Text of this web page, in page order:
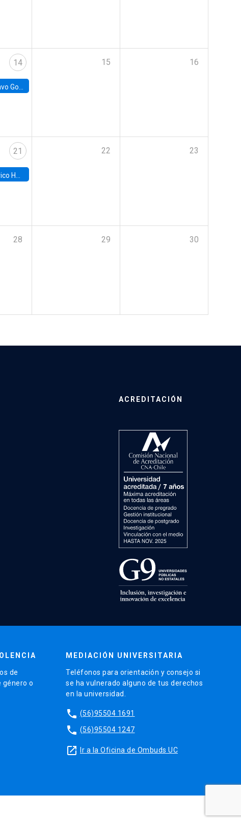
14
Central de Chile
15 16
21
Central de Chile
22 23
28 29 30
ACREDITACIÓN
de
género o
MEDIACIÓN UNIVERSITARIA
Teléfonos para orientación y consejo si
se ha vulnerado alguno de tus derechos
en la universidad.
phone (56)95504 1691
phone (56)95504 1247
launch Ir a la Oficina de Ombuds UC